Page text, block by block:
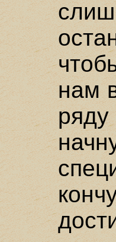
нам